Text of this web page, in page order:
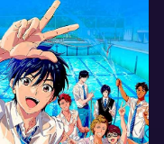
9225
13 15